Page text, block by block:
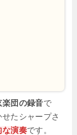
団の録音で
たシャープさ
な演奏です。